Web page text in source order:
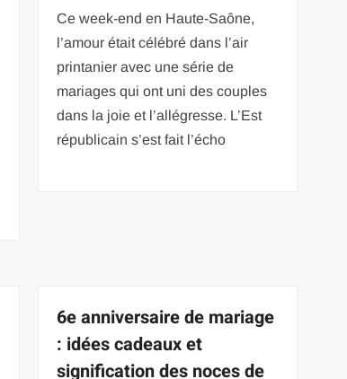
Ce week-end en Haute-Saône,
l’amour était célébré dans l’air
printanier avec une série de
mariages qui ont uni des couples
dans la joie et l’allégresse. L’Est
républicain s’est fait l’écho
6e anniversaire de mariage
: idées cadeaux et
signification des noces de